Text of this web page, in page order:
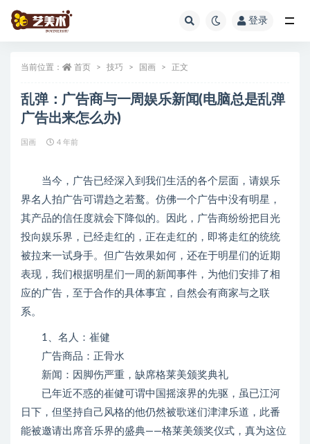
登录
当前位置： 首页 技巧 国画 正文
乱弹：广告商与一周娱乐新闻(电脑总是乱弹
广告出来怎么办)
国画 4 年前
当今，广告已经深入到我们生活的各个层面，请娱乐
界名人拍广告可谓趋之若鹜。仿佛一个广告中没有明星，
其产品的信任度就会下降似的。因此，广告商纷纷把目光
投向娱乐界，已经走红的，正在走红的，即将走红的统统
被拉来一试身手。但广告效果如何，还在于明星们的近期
表现，我们根据明星们一周的新闻事件，为他们安排了相
应的广告，至于合作的具体事宜，自然会有商家与之联
系。
1、名人：崔健
广告商品：正骨水
新闻：因脚伤严重，缺席格莱美颁奖典礼
已年近不惑的崔健可谓中国摇滚界的先驱，虽已江河
日下，但坚持自己风格的他仍然被歌迷们津津乐道，此番
能被邀请出席音乐界的盛典——格莱美颁奖仪式，真为这位